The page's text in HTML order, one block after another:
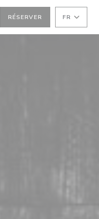
FENÊTRE))
RÉSERVER FR